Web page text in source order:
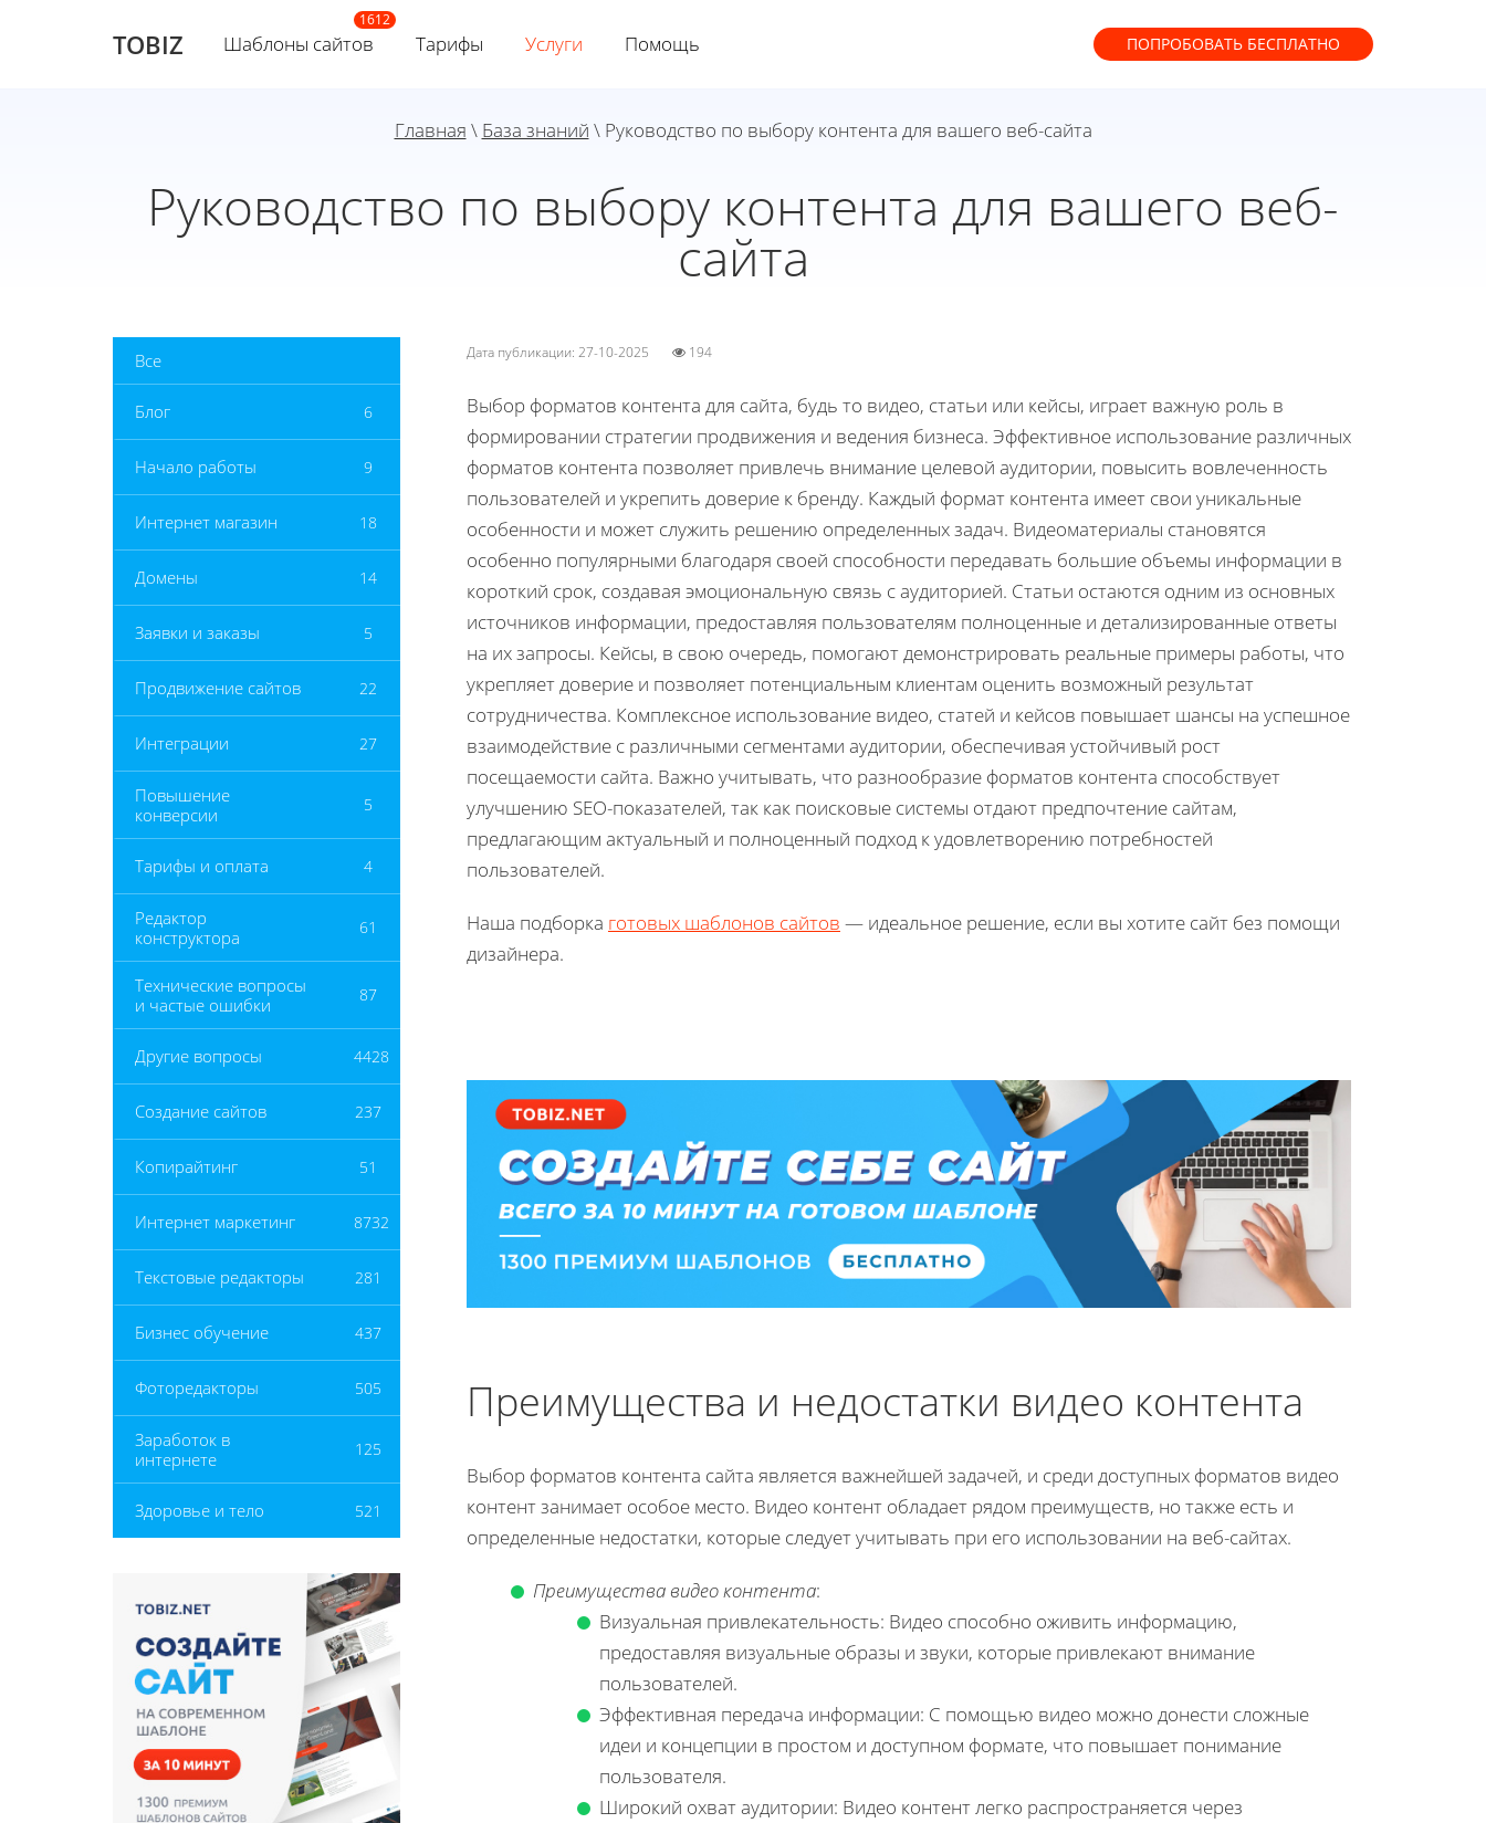
TOBIZ Шаблоны сайтов Тарифы Услуги Помощь ПОПРОБОВАТЬ БЕСПЛАТНО
Главная \ База знаний \ Руководство по выбору контента для вашего веб-сайта
Руководство по выбору контента для вашего веб-
сайта
Все
Блог 6
Начало работы 9
Интернет магазин 18
Домены 14
Заявки и заказы 5
Продвижение сайтов 22
Интеграции 27
Повышение
конверсии
5
Тарифы и оплата 4
Редактор
конструктора
61
Технические вопросы
и частые ошибки
87
Другие вопросы 4428
Создание сайтов 237
Копирайтинг 51
Интернет маркетинг 8732
Текстовые редакторы 281
Бизнес обучение 437
Фоторедакторы 505
Заработок в
интернете
125
Здоровье и тело 521
Дата публикации: 27-10-2025 194
Выбор форматов контента для сайта, будь то видео, статьи или кейсы, играет важную роль в
формировании стратегии продвижения и ведения бизнеса. Эффективное использование различных
форматов контента позволяет привлечь внимание целевой аудитории, повысить вовлеченность
пользователей и укрепить доверие к бренду. Каждый формат контента имеет свои уникальные
особенности и может служить решению определенных задач. Видеоматериалы становятся
особенно популярными благодаря своей способности передавать большие объемы информации в
короткий срок, создавая эмоциональную связь с аудиторией. Статьи остаются одним из основных
источников информации, предоставляя пользователям полноценные и детализированные ответы
на их запросы. Кейсы, в свою очередь, помогают демонстрировать реальные примеры работы, что
укрепляет доверие и позволяет потенциальным клиентам оценить возможный результат
сотрудничества. Комплексное использование видео, статей и кейсов повышает шансы на успешное
взаимодействие с различными сегментами аудитории, обеспечивая устойчивый рост
посещаемости сайта. Важно учитывать, что разнообразие форматов контента способствует
улучшению SEO-показателей, так как поисковые системы отдают предпочтение сайтам,
предлагающим актуальный и полноценный подход к удовлетворению потребностей
пользователей.
Наша подборка готовых шаблонов сайтов — идеальное решение, если вы хотите сайт без помощи
дизайнера.
Преимущества и недостатки видео контента
Выбор форматов контента сайта является важнейшей задачей, и среди доступных форматов видео
контент занимает особое место. Видео контент обладает рядом преимуществ, но также есть и
определенные недостатки, которые следует учитывать при его использовании на веб-сайтах.
Преимущества видео контента:
Визуальная привлекательность: Видео способно оживить информацию,
предоставляя визуальные образы и звуки, которые привлекают внимание
пользователей.
Эффективная передача информации: С помощью видео можно донести сложные
идеи и концепции в простом и доступном формате, что повышает понимание
пользователя.
Широкий охват аудитории: Видео контент легко распространяется через